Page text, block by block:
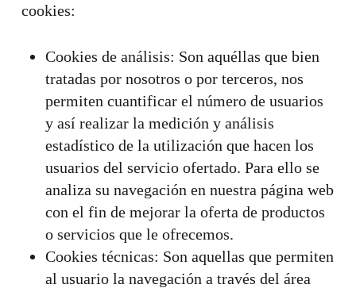
cookies:
Cookies de análisis: Son aquéllas que bien
tratadas por nosotros o por terceros, nos
permiten cuantificar el número de usuarios
y así realizar la medición y análisis
estadístico de la utilización que hacen los
usuarios del servicio ofertado. Para ello se
analiza su navegación en nuestra página web
con el fin de mejorar la oferta de productos
o servicios que le ofrecemos.
Cookies técnicas: Son aquellas que permiten
al usuario la navegación a través del área